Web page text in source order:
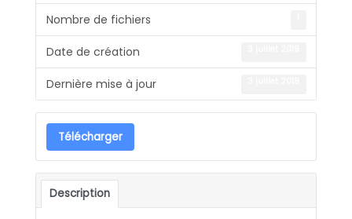
Nombre de fichiers
Date de création
Dernière mise à jour
Télécharger
Description